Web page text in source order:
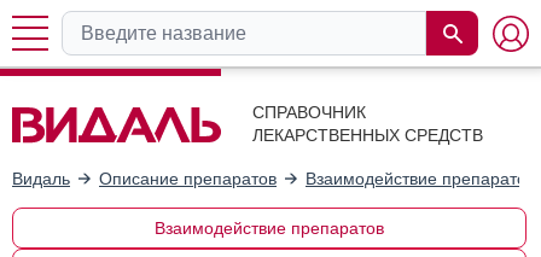
СПРАВОЧНИК
ЛЕКАРСТВЕННЫХ СРЕДСТВ
Видаль Описание препаратов Взаимодействие препаратов
Взаимодействие препаратов